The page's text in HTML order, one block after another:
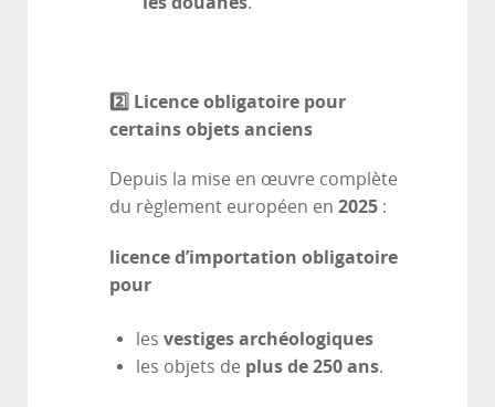
2️ ⃣ Licence obligatoire pour
certains objets anciens
Depuis la mise en œuvre complète
du règlement européen en 2025 :
licence d’importation obligatoire
pour
les vestiges archéologiques
les objets de plus de 250 ans.